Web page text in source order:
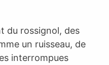
du rossignol, des
un ruisseau, de
interrompues